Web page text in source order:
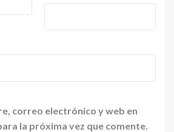
correo electrónico y web en
la próxima vez que comente.